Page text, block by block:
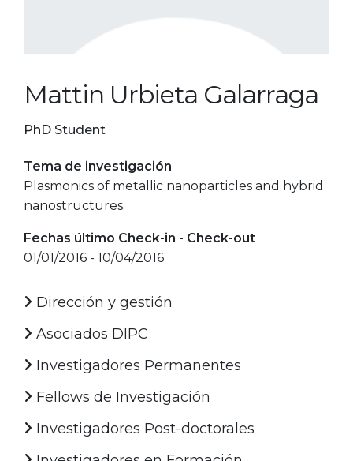
Mattin Urbieta Galarraga
PhD Student
Tema de investigación
Plasmonics of metallic nanoparticles and hybrid
nanostructures.
Fechas último Check-in - Check-out
01/01/2016 - 10/04/2016
Dirección y gestión
Asociados DIPC
Investigadores Permanentes
Fellows de Investigación
Investigadores Post-doctorales